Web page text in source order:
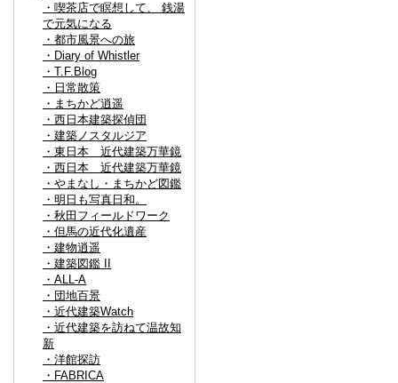
・喫茶店で瞑想して、 銭湯
で元気になる
・都市風景への旅
・Diary of Whistler
・T.F.Blog
・日常散策
・まちかど逍遥
・西日本建築探偵団
・建築ノスタルジア
・東日本 近代建築万華鏡
・西日本 近代建築万華鏡
・やまなし・まちかど図鑑
・明日も写真日和。
・秋田フィールドワーク
・但馬の近代化遺産
・建物逍遥
・建築図鑑 II
・ALL-A
・団地百景
・近代建築Watch
・近代建築を訪ねて温故知
新
・洋館探訪
・FABRICA